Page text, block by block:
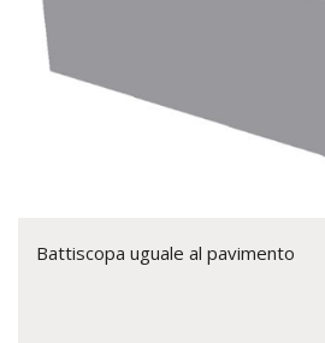
Battiscopa uguale al pavimento